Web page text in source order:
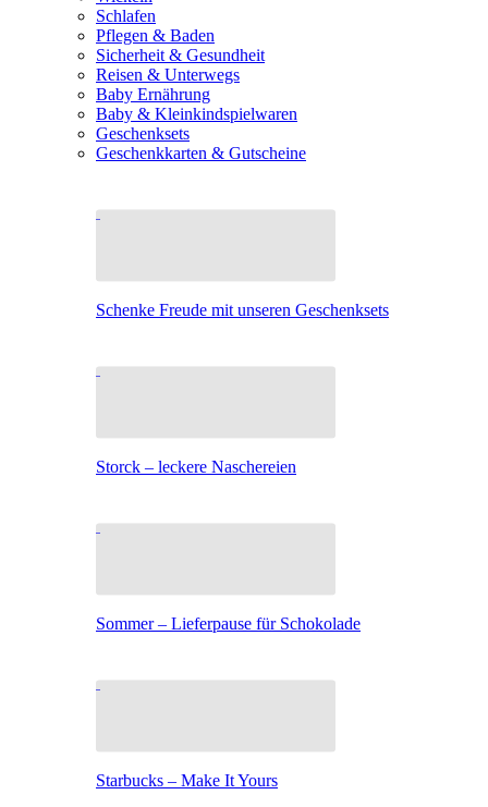
Schlafen
Pflegen & Baden
Sicherheit & Gesundheit
Reisen & Unterwegs
Baby Ernährung
Baby & Kleinkindspielwaren
Geschenksets
Geschenkkarten & Gutscheine
Schenke Freude mit unseren Geschenksets
Storck – leckere Naschereien
Sommer – Lieferpause für Schokolade
Starbucks – Make It Yours